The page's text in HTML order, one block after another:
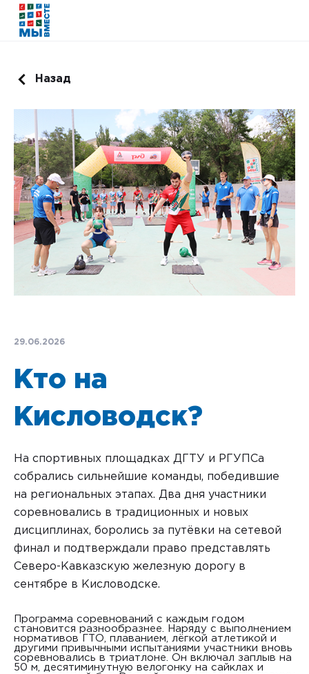
Назад
29.06.2026
Кто на
Кисловодск?
На спортивных площадках ДГТУ и РГУПСа
собрались сильнейшие коман­ды, победившие
на региональных этапах. Два дня участники
соревновались в традиционных и новых
дисциплинах, боролись за путёвки на сетевой
финал и подтверждали право представлять
Северо-Кавказскую железную дорогу в
сентябре в Кисловодске.
Программа соревнований с каждым годом
становится разно­образнее. Наряду с выполнением
нормативов ГТО, плаванием, лёгкой атлетикой и
другими привычными испытаниями участники вновь
соревновались в триатлоне. Он включал заплыв на
50 м, десятиминутную велогонку на сайклах и